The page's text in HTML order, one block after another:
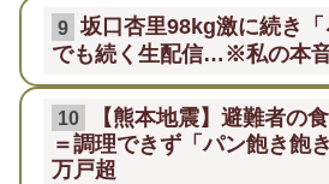
9 坂口杏里98kg激に続き「
でも続く生配信…※私の本
10
【熊本地震】避難者の
＝調理できず「パン飽き飽
万戸超